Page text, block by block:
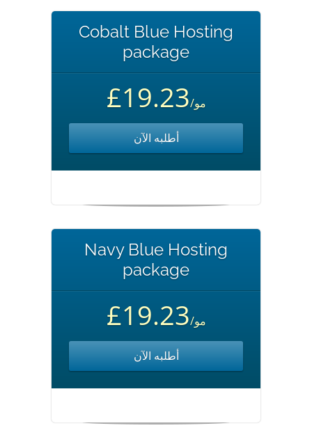
Cobalt Blue Hosting
package
£19.23 /مو
أطلبه الآن
Navy Blue Hosting
package
£19.23 /مو
أطلبه الآن